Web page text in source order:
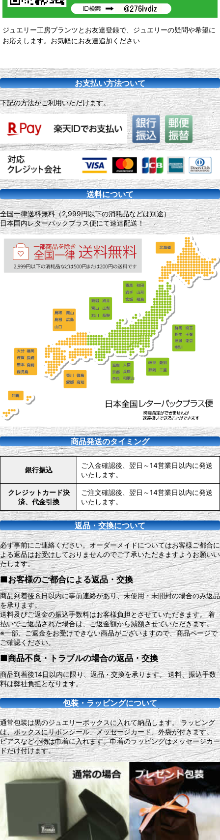
ジュエリー工房ブランツとお友達登録で、ジュエリーの疑問や希望に
お応えします。お気軽にお友達追加ください
お支払い方法ついて
下記の方法がご利用いただけます。
送料について
全国一律送料無料（2,999円以下の消耗品などは別途）
日本国内レターパックプラス便にて速達配送！
商品発送のタイミング
銀行振込
ご入金確認後、翌日～14営業日以内に発送
いたします。
クレジットカード決
済、代金引換
ご注文確認後、翌日～14営業日以内に発送
いたします。
返品・交換について
必ず事前にご連絡ください。オーダーメイドについてはお客様ご都合に
よる返品はお受けしておりませんのでご了承いただきますようお願いい
たします。
■お客様のご都合による返品・交換
商品到着後８日以内に事前連絡があり、未使用・未開封の場合のみ返品
を承ります。
送料及びご返金の振込手数料はお客様負担とさせていただきます。 着
払いでご返品された場合は、ご返金額から減額させていただきます。
※一部、ご返金をお受けできない商品がございますので、商品ページで
ご確認ください。
■商品不良・トラブルの場合の返品・交換
商品到着後14日以内に限り、返品・交換を承ります。 送料、振込手数
料は弊社負担となります。
包装・ラッピングについて
通常包装は黒のジュエリーボックスに入れて納品します。 ラッピング
は、ボックスにリボンシール、メッセージカード、外袋が付きます。
ピアスなど小物は巾着に入れます。巾着のラッピングはメッセージカー
ドだけ付けます。